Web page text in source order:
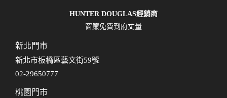
HUNTER DOUGLAS經銷商
窗簾免費到府丈量
新北門市
新北市板橋區藝文街59號
02-29650777
桃園門市